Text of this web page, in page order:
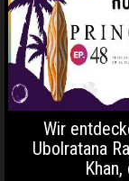
Wir
Ubolratana